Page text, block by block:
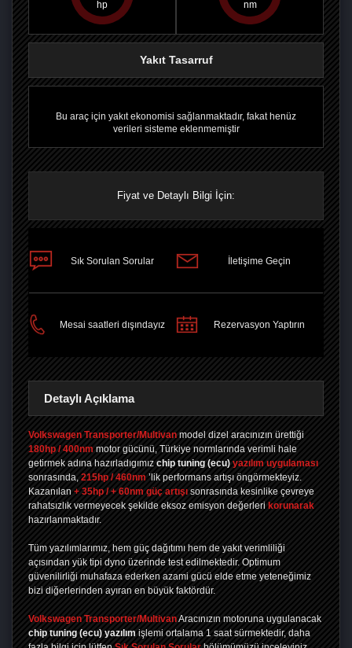
PAYLAŞPAYLAŞPLUS'TA
PAYLAŞ
Yakıt Tasarruf
Bu araç için yakıt ekonomisi sağlanmaktadır, fakat henüz
verileri sisteme eklenmemiştir
Fiyat ve Detaylı Bilgi İçin:
Sık Sorulan Sorular İletişime Geçin
Mesai saatleri dışındayız Rezervasyon Yaptırın
Detaylı Açıklama
Volkswagen Transporter/Multivan model dizel aracınızın ürettiği
180hp / 400nm motor gücünü, Türkiye normlarında verimli hale
getirmek adına hazırladıgımız chip tuning (ecu) yazılım uygulaması
sonrasında, 215hp / 460nm ’lik performans artışı öngörmekteyiz.
Kazanılan + 35hp / + 60nm güç artışı sonrasında kesinlike çevreye
rahatsızlık vermeyecek şekilde eksoz emisyon değerleri korunarak
hazırlanmaktadır.
Tüm yazılımlarımız, hem güç dağıtımı hem de yakıt verimliliği
açısından yük tipi dyno üzerinde test edilmektedir. Optimum
güvenilirliği muhafaza ederken azami gücü elde etme yeteneğimiz
bizi diğerlerinden ayıran en büyük faktördür.
Volkswagen Transporter/MultivanAracınızın motoruna uygulanacak
chip tuning (ecu) yazılım işlemi ortalama 1 saat sürmektedir, daha